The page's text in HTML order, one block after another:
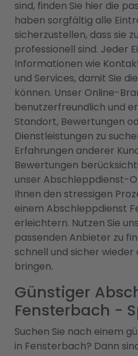
sind, finden Sie hier die
haben sorgfältig alle
sicherzustellen, dass sie
professionell sind. Jeder
Informationen wie
und Services, damit Sie
können. Unser Online-
benutzerfreundlich und
Standort, Bewertungen
Dienstleistungen zu
Erfahrungen anderer
Bewertungen
unser Abschleppdienst-
Ihnen den stressigen
einem Abschleppdienst
erleichtern. Nutzen Sie
passenden Anbieter zu
schnell und sicher wieder
bringen.
Günstiger
Fensterbach -
Suchen Sie nach einem
in Fensterbach? Dann